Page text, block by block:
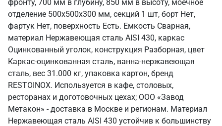
фронту, 700 мм в глубину, 850 мм в высоту, моечное
отделение 500x500x300 мм, секций 1 шт, борт Нет,
фартук Нет, поверхность Есть. Емкость Сварная,
материал Нержавеющая сталь AISI 430, каркас
Оцинкованный уголок, конструкция Разборная, цвет
Каркас-оцинкованная сталь, ванна-нержавеющая
сталь, вес 31.000 кг, упаковка картон, бренд
RESTOINOX. Используется в кафе, столовых,
ресторанах и доготовочных цехах; ООО «Завод
Метакон» - доставка в Москве и регионам. Материал
Нержавеющая сталь AISI 430 устойчив к большинству